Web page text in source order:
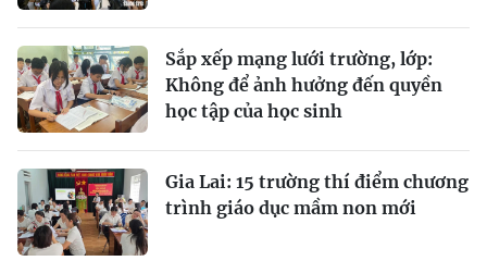
Sắp xếp mạng lưới trường, lớp:
Không để ảnh hưởng đến quyền
học tập của học sinh
Gia Lai: 15 trường thí điểm chương
trình giáo dục mầm non mới